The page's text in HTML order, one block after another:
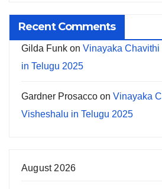
Recent Comments
Gilda Funk on Vinayaka
in Telugu 2025
Gardner Prosacco on Vinayaka
Visheshalu in Telugu 2025
August 2026